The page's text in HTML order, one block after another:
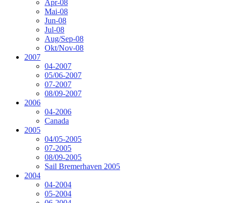
Apr-08
Mai-08
Jun-08
Jul-08
Aug/Sep-08
Okt/Nov-08
2007
04-2007
05/06-2007
07-2007
08/09-2007
2006
04-2006
Canada
2005
04/05-2005
07-2005
08/09-2005
Sail Bremerhaven 2005
2004
04-2004
05-2004